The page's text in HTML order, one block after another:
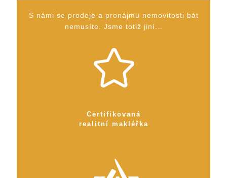
S námi se prodeje a pronájmu nemovitosti bát
nemusíte. Jsme totiž jiní...
Certifikovaná
realitní makléřka